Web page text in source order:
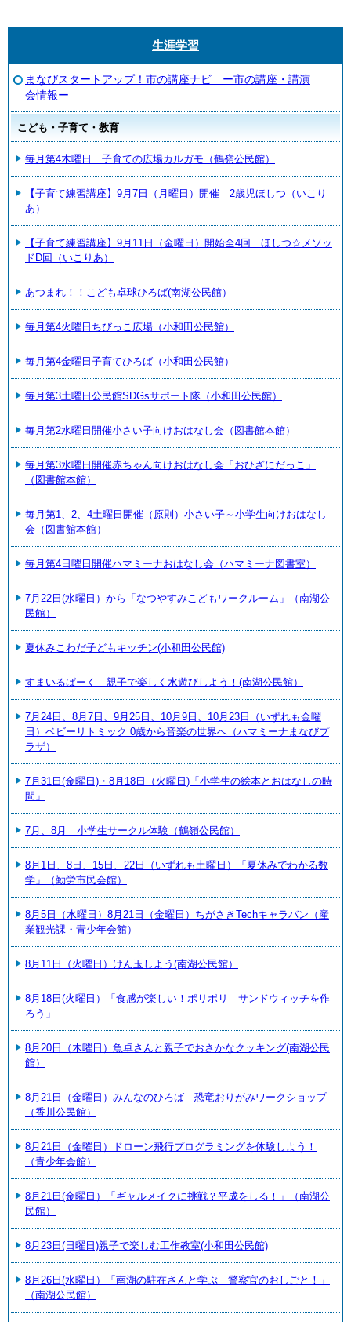
生涯学習
まなびスタートアップ！市の講座ナビ ー市の講座・講演
会情報ー
こども・子育て・教育
毎月第4木曜日 子育ての広場カルガモ（鶴嶺公民館）
【子育て練習講座】9月7日（月曜日）開催 2歳児ほしつ（いこり
あ）
【子育て練習講座】9月11日（金曜日）開始全4回 ほしつ☆メソッ
ドD回（いこりあ）
あつまれ！！こども卓球ひろば(南湖公民館）
毎月第4火曜日ちびっこ広場（小和田公民館）
毎月第4金曜日子育てひろば（小和田公民館）
毎月第3土曜日公民館SDGsサポート隊（小和田公民館）
毎月第2水曜日開催小さい子向けおはなし会（図書館本館）
毎月第3水曜日開催赤ちゃん向けおはなし会「おひざにだっこ」
（図書館本館）
毎月第1、2、4土曜日開催（原則）小さい子～小学生向けおはなし
会（図書館本館）
毎月第4日曜日開催ハマミーナおはなし会（ハマミーナ図書室）
7月22日(水曜日）から「なつやすみこどもワークルーム」（南湖公
民館）
夏休みこわだ子どもキッチン(小和田公民館)
すまいるぱーく 親子で楽しく水遊びしよう！(南湖公民館）
7月24日、8月7日、9月25日、10月9日、10月23日（いずれも金曜
日）ベビーリトミック 0歳から音楽の世界へ（ハマミーナまなびプ
ラザ）
7月31日(金曜日)・8月18日（火曜日)「小学生の絵本とおはなしの時
間」
7月、8月 小学生サークル体験（鶴嶺公民館）
8月1日、8日、15日、22日（いずれも土曜日）「夏休みでわかる数
学」（勤労市民会館）
8月5日（水曜日）8月21日（金曜日）ちがさきTechキャラバン（産
業観光課・青少年会館）
8月11日（火曜日）けん玉しよう(南湖公民館）
8月18日(火曜日）「食感が楽しい！ポリポリ サンドウィッチを作
ろう」
8月20日（木曜日）魚卓さんと親子でおさかなクッキング(南湖公民
館）
8月21日（金曜日）みんなのひろば 恐竜おりがみワークショップ
（香川公民館）
8月21日（金曜日）ドローン飛行プログラミングを体験しよう！
（青少年会館）
8月21日(金曜日）「ギャルメイクに挑戦？平成をしる！」（南湖公
民館）
8月23日(日曜日)親子で楽しむ工作教室(小和田公民館)
8月26日(水曜日）「南湖の駐在さんと学ぶ 警察官のおしごと！」
（南湖公民館）